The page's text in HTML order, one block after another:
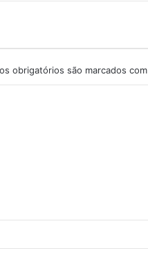
obrigatórios são marcados com